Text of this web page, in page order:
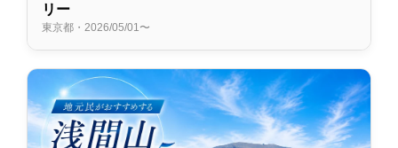
リー
東京都・2026/05/01〜